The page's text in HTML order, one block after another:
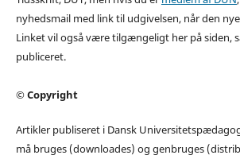
nyhedsmail med link til udgivelsen, når den
Linket vil også være tilgængeligt her på siden,
publiceret.
© Copyright
Artikler publiseret i Dansk
må bruges (downloades) og genbruges